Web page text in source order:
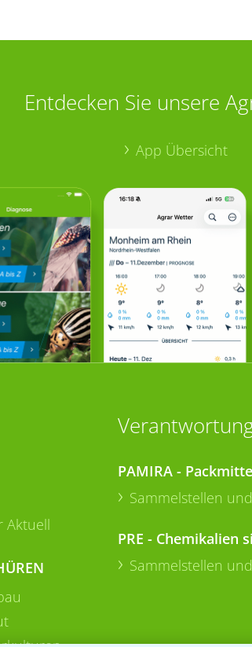
Entdecken Sie unsere
App Übersicht
Aktuell
PAMIRA -
Sammelstellen
PRE - Chemikalien
Sammelstellen